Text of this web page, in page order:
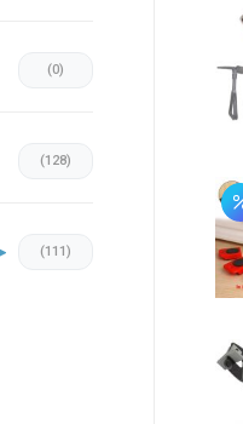
(0)
(128)
(111)